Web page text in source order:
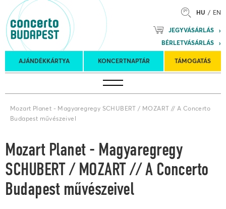
HU EN
JEGYVÁSÁRLÁS
BÉRLETVÁSÁRLÁS
AJÁNDÉKKÁRTYA KONCERTNAPTÁR TÁMOGATÁS
Koncertnaptár
turnék
Kulturális
Program
Felkéréses
koncertek
Mozart Planet - Magyaregregy SCHUBERT / MOZART // A Concerto
Budapest művészeivel
Mozart Planet - Magyaregregy
SCHUBERT / MOZART // A Concerto
Budapest művészeivel